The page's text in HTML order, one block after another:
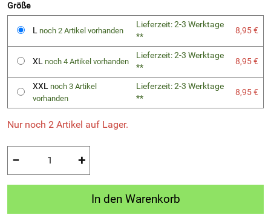
Größe
L noch 2 Artikel vorhanden
Lieferzeit: 2-3 Werktage
**
8,95 €
XL noch 4 Artikel vorhanden
Lieferzeit: 2-3 Werktage
**
8,95 €
XXL noch 3 Artikel
vorhanden
Lieferzeit: 2-3 Werktage
**
8,95 €
Nur noch 2 Artikel auf Lager.
− +
In den Warenkorb